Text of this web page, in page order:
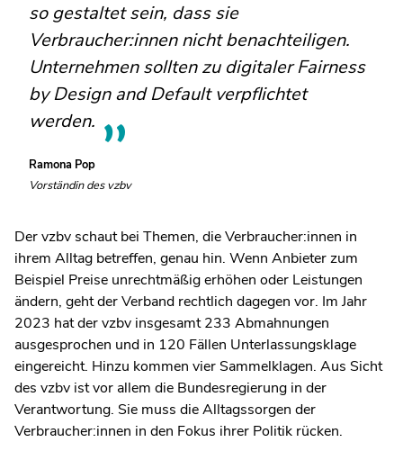
so gestaltet sein, dass sie
Verbraucher:innen nicht benachteiligen.
Unternehmen sollten zu digitaler Fairness
by Design and Default verpflichtet
werden.
Ramona Pop
Vorständin des vzbv
Der vzbv schaut bei Themen, die Verbraucher:innen in
ihrem Alltag betreffen, genau hin. Wenn Anbieter zum
Beispiel Preise unrechtmäßig erhöhen oder Leistungen
ändern, geht der Verband rechtlich dagegen vor. Im Jahr
2023 hat der vzbv insgesamt 233 Abmahnungen
ausgesprochen und in 120 Fällen Unterlassungsklage
eingereicht. Hinzu kommen vier Sammelklagen. Aus Sicht
des vzbv ist vor allem die Bundesregierung in der
Verantwortung. Sie muss die Alltagssorgen der
Verbraucher:innen in den Fokus ihrer Politik rücken.